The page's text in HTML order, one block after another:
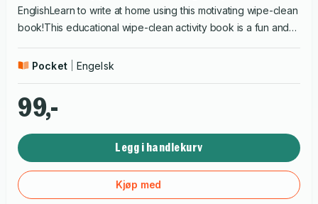
EnglishLearn to write at home using this motivating wipe-clean
book!This educational wipe-clean activity book is a fun and
and build confidence with writing at home.Lots of practice
form.Wipe-clean pages and pen so that children can try the
activities again and again.Colourful, motivating activities to
Pocket Engelsk
99,-
Legg i handlekurv
Kjøp med